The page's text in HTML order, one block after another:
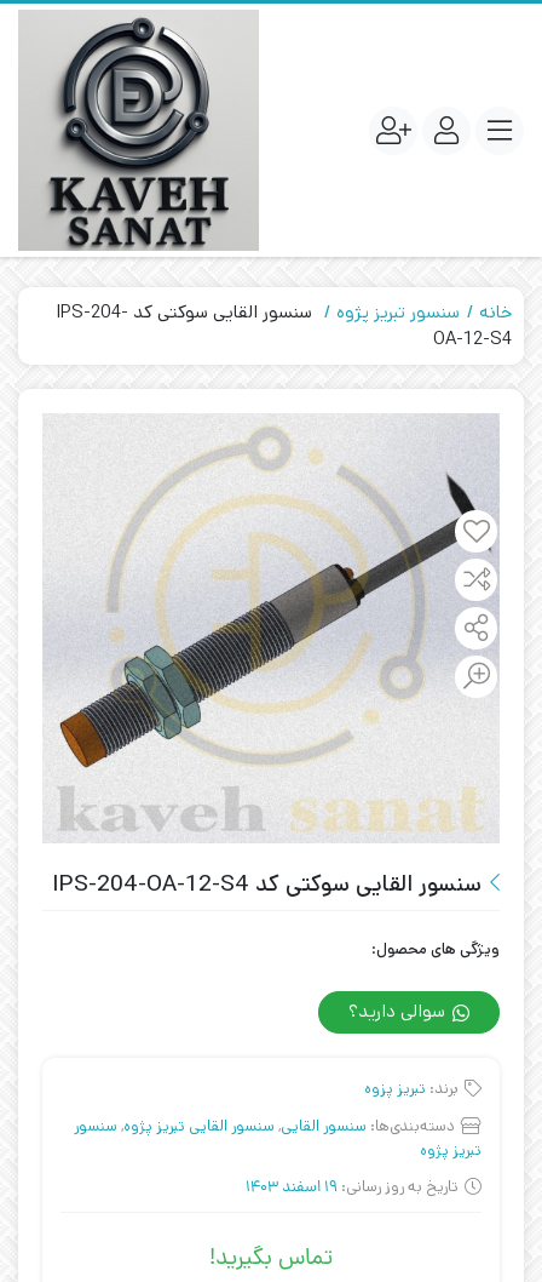
خانه سنسور تبریز پژوه
سنسور القایی سوکتی کد IPS-204-
OA-12-S4
سنسور القایی سوکتی کد IPS-204-OA-12-S4
ویژگی های محصول:
سوالی دارید؟
برند: تبریز پزوه
دسته‌بندی‌ها: سنسور القایی, سنسور القایی تبریز پژوه, سنسور
تبریز پژوه
تاریخ به روز رسانی: 19 اسفند 1403
تماس بگیرید!